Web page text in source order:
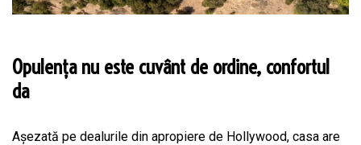
Opulența nu este cuvânt de ordine, confortul
da
Așezată pe dealurile din apropiere de Hollywood, casa are